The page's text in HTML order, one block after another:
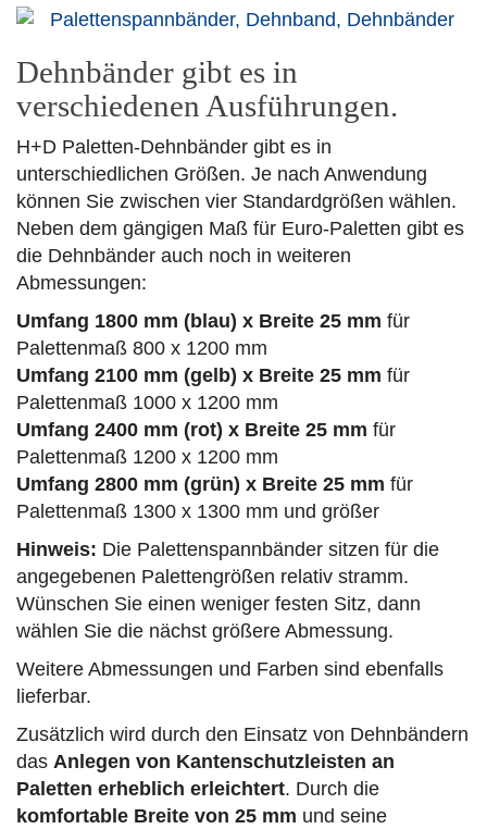
Dehnbänder gibt es in
verschiedenen Ausführungen.
H+D Paletten-Dehnbänder gibt es in
unterschiedlichen Größen. Je nach Anwendung
können Sie zwischen vier Standardgrößen wählen.
Neben dem gängigen Maß für Euro-Paletten gibt es
die Dehnbänder auch noch in weiteren
Abmessungen:
Umfang 1800 mm (blau) x Breite 25 mm für
Palettenmaß 800 x 1200 mm
Umfang 2100 mm (gelb) x Breite 25 mm für
Palettenmaß 1000 x 1200 mm
Umfang 2400 mm (rot) x Breite 25 mm für
Palettenmaß 1200 x 1200 mm
Umfang 2800 mm (grün) x Breite 25 mm für
Palettenmaß 1300 x 1300 mm und größer
Hinweis: Die Palettenspannbänder sitzen für die
angegebenen Palettengrößen relativ stramm.
Wünschen Sie einen weniger festen Sitz, dann
wählen Sie die nächst größere Abmessung.
Weitere Abmessungen und Farben sind ebenfalls
lieferbar.
Zusätzlich wird durch den Einsatz von Dehnbändern
das Anlegen von Kantenschutzleisten an
Paletten erheblich erleichtert. Durch die
komfortable Breite von 25 mm und seine